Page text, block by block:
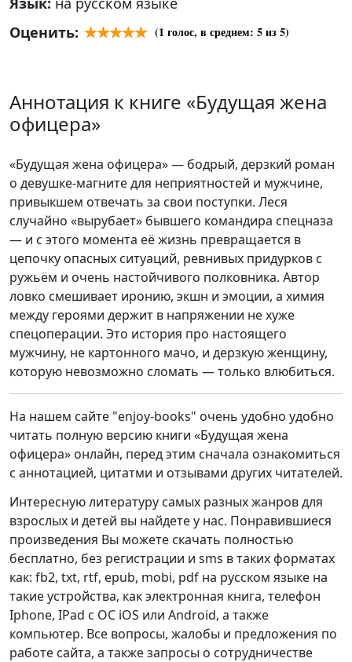
Оценить:
(1 голос, в среднем: 5из 5)
Аннотация к книге «Будущая жена
офицера»
«Будущая жена офицера» — бодрый, дерзкий роман
о девушке-магните для неприятностей и мужчине,
привыкшем отвечать за свои поступки. Леся
случайно «вырубает» бывшего командира спецназа
— и с этого момента её жизнь превращается в
цепочку опасных ситуаций, ревнивых придурков с
ружьём и очень настойчивого полковника. Автор
ловко смешивает иронию, экшн и эмоции, а химия
между героями держит в напряжении не хуже
спецоперации. Это история про настоящего
мужчину, не картонного мачо, и дерзкую женщину,
которую невозможно сломать — только влюбиться.
На нашем сайте "enjoy-books" очень удобно удобно
читать полную версию книги «Будущая жена
офицера» онлайн, перед этим сначала ознакомиться
с аннотацией, цитатми и отзывами других читателей.
Интересную литературу самых разных жанров для
взрослых и детей вы найдете у нас. Понравившиеся
произведения Вы можете скачать полностью
бесплатно, без регистрации и sms в таких форматах
как: fb2, txt, rtf, epub, mobi, pdf на русском языке на
такие устройства, как электронная книга, телефон
Iphone, IPad с ОС iOS или Android, а также
компьютер. Все вопросы, жалобы и предложения по
работе сайта, а также запросы о сотрудничестве